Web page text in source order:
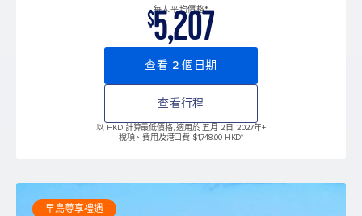
每人平均價格*
$5,207
查看 2 個日期
查看行程
以 HKD 計算最低價格, 適用於 五月 2日, 2027年+
稅項、費用及港口費 $1,748.00 HKD*
早鳥尊享禮遇